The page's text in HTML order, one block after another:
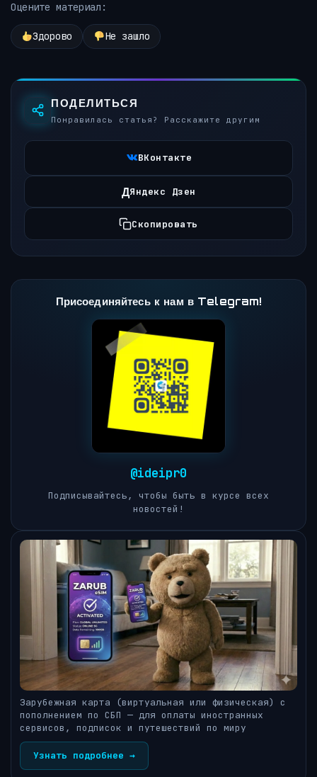
Оцените материал:
Здорово Не зашло
ПОДЕЛИТЬСЯ
Понравилась статья? Расскажите другим
ВКонтакте
ДЯндекс Дзен
Скопировать
Присоединяйтесь к нам в Telegram!
@ideipr0
Подписывайтесь, чтобы быть в курсе всех
новостей!
Зарубежная карта (виртуальная или физическая) с
пополнением по СБП — для оплаты иностранных
сервисов, подписок и путешествий по миру
Узнать подробнее →